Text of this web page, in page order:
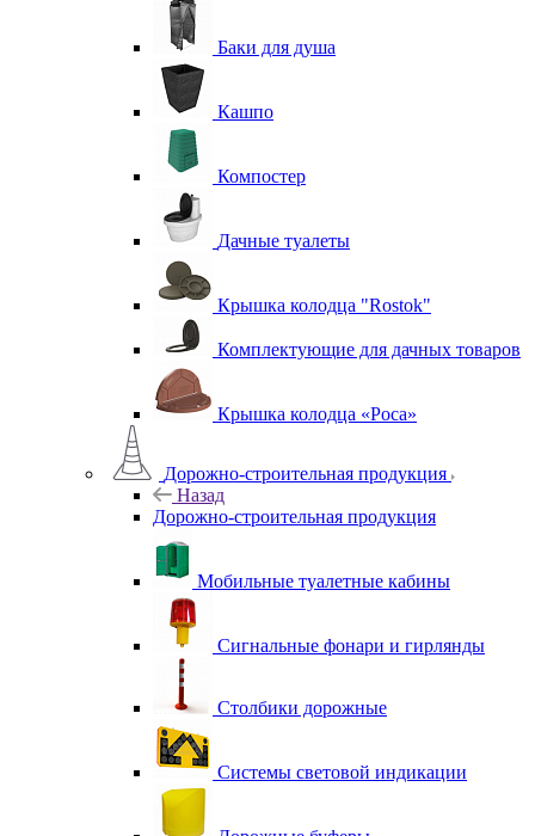
Баки для душа
Кашпо
Компостер
Дачные туалеты
Крышка колодца "Rostok"
Комплектующие для дачных товаров
Крышка колодца «Роса»
Дорожно-строительная продукция
Назад
Дорожно-строительная продукция
Мобильные туалетные кабины
Сигнальные фонари и гирлянды
Столбики дорожные
Системы световой индикации